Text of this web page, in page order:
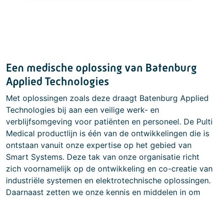
Een medische oplossing van Batenburg
Applied Technologies
Met oplossingen zoals deze draagt Batenburg Applied
Technologies bij aan een veilige werk- en
verblijfsomgeving voor patiënten en personeel. De Pulti
Medical productlijn is één van de ontwikkelingen die is
ontstaan vanuit onze expertise op het gebied van
Smart Systems. Deze tak van onze organisatie richt
zich voornamelijk op de ontwikkeling en co-creatie van
industriële systemen en elektrotechnische oplossingen.
Daarnaast zetten we onze kennis en middelen in om